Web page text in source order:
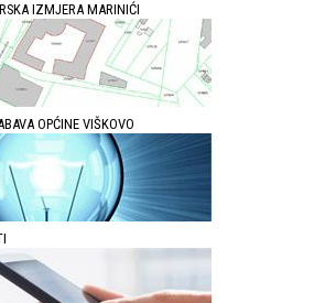
IZMJERA MARINIĆI
OPĆINE VIŠKOVO